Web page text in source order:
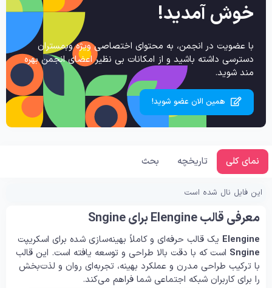
خوش آمدید!
با عضویت در انجمن، به محتوای اختصاصی ویژه وبمستران
دسترسی داشته باشید و از امکانات بی نظیر اعضای انجمن بهره
مند شوید.
همین الان عضو شوید!
نمای کلی تاریخچه بحث
این فایل نال شده است
معرفی قالب Elengine برای Sngine
Elengine یک قالب حرفه‌ای و کاملاً بهینه‌سازی شده برای اسکریپت
Sngine است که با دقت بالا طراحی و توسعه یافته است. این قالب
با ترکیب طراحی مدرن و عملکرد بهینه، تجربه‌ای روان و لذت‌بخش
را برای کاربران شبکه اجتماعی شما فراهم می‌کند.